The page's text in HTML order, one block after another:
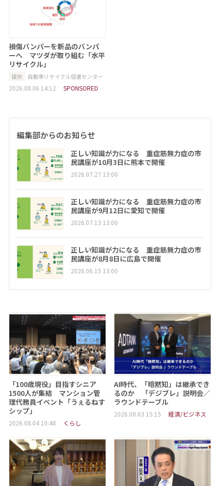
損傷バンパーを新品のバンパ
ーへ マツダが取り組む「水平
リサイクル」
提供 自動車リサイクル促進センター
2026.08.06 14:12 SPONSORED
編集部からのお知らせ
正しい知識が力になる 重症筋無力症の市
民講座が10月3日に熊本で開催
2026.07.27 13:00
正しい知識が力になる 重症筋無力症の市
民講座が9月12日に愛知で開催
2026.07.13 13:00
正しい知識が力になる 重症筋無力症の市
民講座が8月8日に広島で開催
2026.06.15 13:00
「100歳現役」目指すシニア
1500人が集結 マンション管
理代務員イベント「うぇるねす
シップ」
2026.08.04 10:48 くらし
AI時代、「暗黙知」は継承でき
るのか 「デジブレ」説明会／
ラウンドテーブル
2026.08.03 15:15 経済/ビジネス